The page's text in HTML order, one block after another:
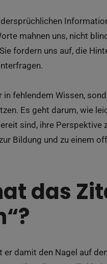
mahnen uns, nicht
fordern uns auf, die
fehlendem Wissen,
Es geht darum, wie
sind, ihre Perspektive
Bildung und zu einem
das
er damit den Nagel auf